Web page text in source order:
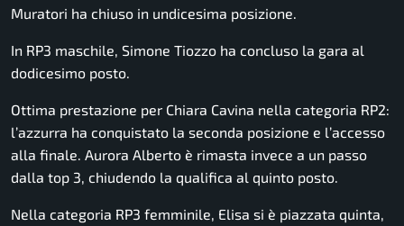
Muratori ha chiuso in undicesima posizione.
In RP3 maschile, Simone Tiozzo ha concluso la gara al
dodicesimo posto.
Ottima prestazione per Chiara Cavina nella categoria RP2:
l’azzurra ha conquistato la seconda posizione e l’accesso
alla finale. Aurora Alberto è rimasta invece a un passo
dalla top 3, chiudendo la qualifica al quinto posto.
Nella categoria RP3 femminile, Elisa si è piazzata quinta,